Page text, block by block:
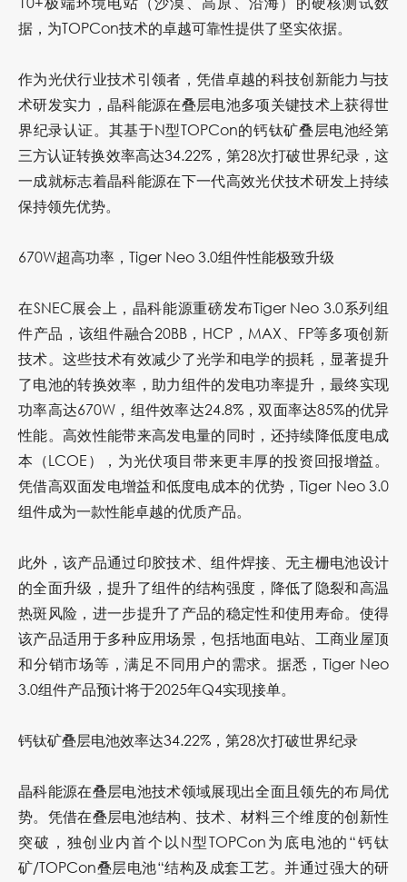
据，为TOPCon技术的卓越可靠性提供了坚实依据。
作为光伏行业技术引领者，凭借卓越的科技创新能力与技
术研发实力，晶科能源在叠层电池多项关键技术上获得世
界纪录认证。其基于N型TOPCon的钙钛矿叠层电池经第
三方认证转换效率高达34.22%，第28次打破世界纪录，这
一成就标志着晶科能源在下一代高效光伏技术研发上持续
保持领先优势。
670W超高功率，Tiger Neo 3.0组件性能极致升级
在SNEC展会上，晶科能源重磅发布Tiger Neo 3.0系列组
件产品，该组件融合20BB，HCP，MAX、FP等多项创新
技术。这些技术有效减少了光学和电学的损耗，显著提升
了电池的转换效率，助力组件的发电功率提升，最终实现
功率高达670W，组件效率达24.8%，双面率达85%的优异
性能。高效性能带来高发电量的同时，还持续降低度电成
本（LCOE），为光伏项目带来更丰厚的投资回报增益。
凭借高双面发电增益和低度电成本的优势，Tiger Neo 3.0
组件成为一款性能卓越的优质产品。
此外，该产品通过印胶技术、组件焊接、无主栅电池设计
的全面升级，提升了组件的结构强度，降低了隐裂和高温
热斑风险，进一步提升了产品的稳定性和使用寿命。使得
该产品适用于多种应用场景，包括地面电站、工商业屋顶
和分销市场等，满足不同用户的需求。据悉，Tiger Neo
3.0组件产品预计将于2025年Q4实现接单。
钙钛矿叠层电池效率达34.22%，第28次打破世界纪录
晶科能源在叠层电池技术领域展现出全面且领先的布局优
势。凭借在叠层电池结构、技术、材料三个维度的创新性
突破，独创业内首个以N型TOPCon为底电池的“钙钛
矿/TOPCon叠层电池“结构及成套工艺。并通过强大的研